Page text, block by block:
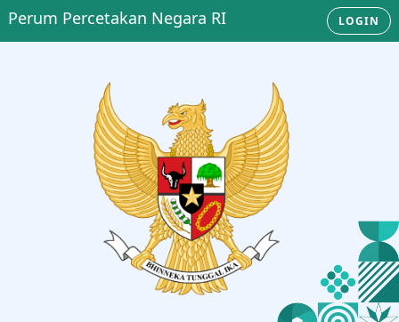
Perum Percetakan Negara RI LOGIN